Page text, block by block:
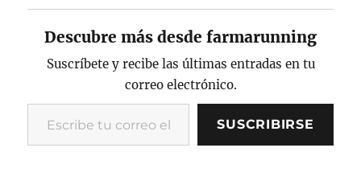
c
e
b
o
k
it
te
r
p
y
Li
n
k
ai
l
n
t
m
p
a
rt
ir
Descubre más desde farmarunning
Suscríbete y recibe las últimas entradas en tu
correo electrónico.
Escribe tu correo electrónico…
SUSCRIBIRSE